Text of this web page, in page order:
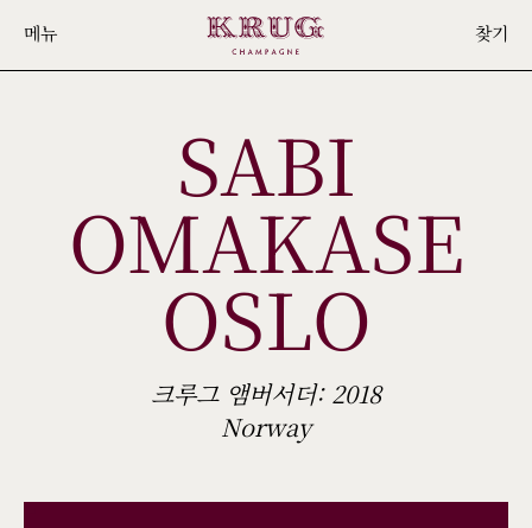
main
content
메뉴 찾기
SABI
OMAKASE
OSLO
크루그 앰버서더: 2018
Norway